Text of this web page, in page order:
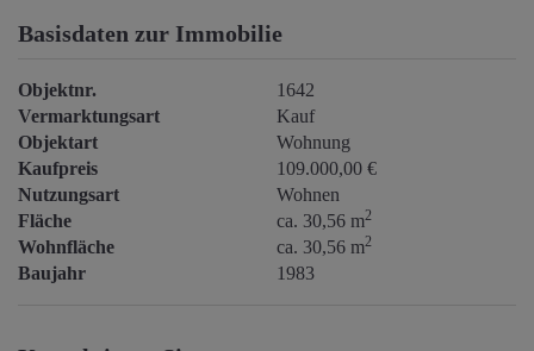
Basisdaten zur Immobilie
Objektnr.
1642
Vermarktungsart
Kauf
Objektart
Wohnung
Kaufpreis
109.000,00 €
Nutzungsart
Wohnen
Fläche
ca. 30,56 m2
Wohnfläche ca. 30,56 m2
Baujahr 1983